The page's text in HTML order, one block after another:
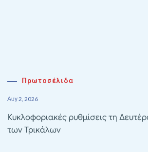
Πρωτοσέλιδα
Αυγ 2, 2026
Κυκλοφοριακές ρυθμίσεις τη
των Τρικάλων